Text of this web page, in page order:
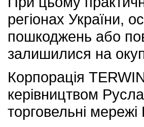
регіонах України,
пошкоджень або
залишилися на
Корпорація
керівництвом
торговельні